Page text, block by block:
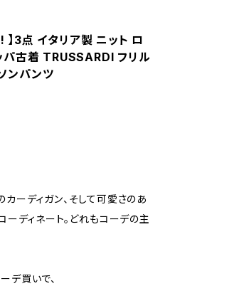
3点 イタリア製 ニット ロ
パ古着 TRUSSARDI フリル
ンパンツ
ーディガン、そして可愛さのあ
ーディネート。どれもコーデの主
デ買いで、